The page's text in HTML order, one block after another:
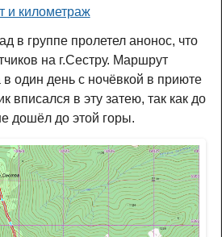
и километраж
в группе пролетел анонос, что
на г.Сестру. Маршрут
в один день с ночёвкой в приюте
вписался в эту затею, так как до
дошёл до этой горы.